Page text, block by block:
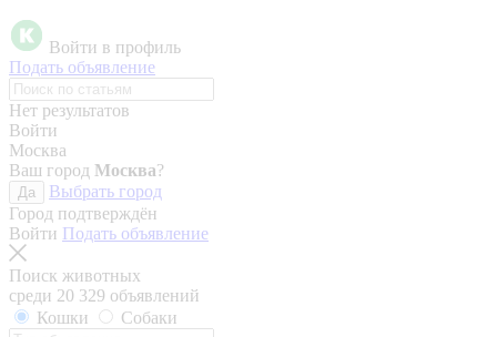
Войти в профиль
Подать объявление
Нет результатов
Войти
Москва
Ваш город Москва?
Да
Выбрать город
Город подтверждён
Войти Подать объявление
Поиск животных
среди 20 329 объявлений
Кошки
Собаки